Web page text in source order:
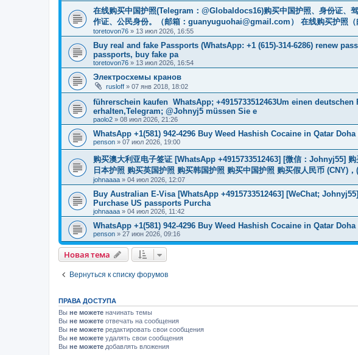
在线购买中国护照(Telegram：@Globaldocs16)购买中国护照、身份证、
作证、公民身份。（邮箱： guanyuguohai@gmail.com ） 在线购买护照
toretovon76 » 13 июл 2026, 16:55
Buy real and fake Passports (WhatsApp: +1 (615)-314-6286) renew
passports, buy fake pa
toretovon76 » 13 июл 2026, 16:54
Электросхемы кранов
rusloff » 07 янв 2018, 18:02
führerschein kaufen WhatsApp; +4915733512463Um einen deutschen
erhalten,Telegram; @Johnyj5 müssen Sie e
paolo2 » 08 июл 2026, 21:26
WhatsApp +1(581) 942-4296 Buy Weed Hashish Cocaine in Qatar
penson » 07 июл 2026, 19:00
购买澳大利亚电子签证 [WhatsApp +4915733512463] [微信：Johnyj55]
日本护照 购买英国护照 购买韩国护照 购买中国护照 购买假人民币 (CNY)
johnaaaa » 04 июл 2026, 12:07
Buy Australian E-Visa [WhatsApp +4915733512463] [WeChat;
Purchase US passports Purcha
johnaaaa » 04 июл 2026, 11:42
WhatsApp +1(581) 942-4296 Buy Weed Hashish Cocaine in Qatar
penson » 27 июн 2026, 09:16
Новая тема
Вернуться к списку форумов
ПРАВА ДОСТУПА
Вы не можете начинать темы
Вы не можете отвечать на сообщения
Вы не можете редактировать свои сообщения
Вы не можете удалять свои сообщения
Вы не можете добавлять вложения